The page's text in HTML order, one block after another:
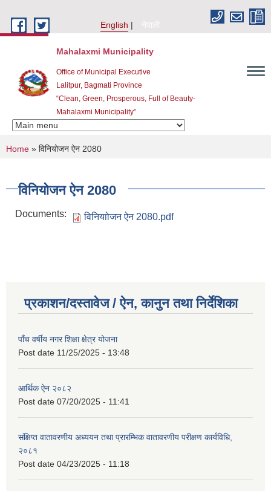
English
नेपाली
Mahalaxmi Municipality
Office of Municipal Executive
Lalitpur, Bagmati Province
“Clean, Green, Prosperous, Full of Beauty-
Mahalaxmi Municipality”
You are here
Home » विनियोजन ऐन 2080
विनियोजन ऐन 2080
Documents: विनियाोजन ऐन 2080.pdf
प्रकाशन/दस्तावेज / ऐन, कानुन तथा निर्देशिका
पाँच वर्षीय नगर शिक्षा क्षेत्र योजना
Post date 11/25/2025 - 13:48
आर्थिक ऐन २०८२
Post date 07/20/2025 - 11:41
संक्षिप्त वातावरणीय अध्ययन तथा प्रारम्भिक वातावरणीय परीक्षण कार्यविधि,
२०८१
Post date 04/23/2025 - 11:18